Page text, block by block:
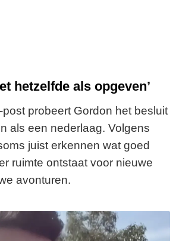
hetzelfde als opgeven’
probeert Gordon het besluit
als een nederlaag. Volgens
juist erkennen wat goed
ruimte ontstaat voor nieuwe
avonturen.